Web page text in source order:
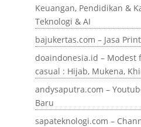
Keuangan, Pendidikan &
Teknologi & AI
bajukertas.com – Jasa
doaindonesia.id – Modest
casual : Hijab, Mukena,
andysaputra.com –
Baru
sapateknologi.com –